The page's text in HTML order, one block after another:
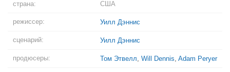
страна: США
режиссер: Уилл Дэннис
сценарий: Уилл Дэннис
продюсеры: Том Этвелл, Will Dennis, Adam Peryer